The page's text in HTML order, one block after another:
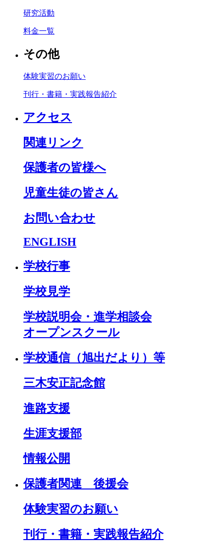
研究活動
料金一覧
その他
体験実習のお願い
刊行・書籍・実践報告紹介
アクセス
関連リンク
保護者の皆様へ
児童生徒の皆さん
お問い合わせ
ENGLISH
学校行事
学校見学
学校説明会・進学相談会
オープンスクール
学校通信（旭出だより）等
三木安正記念館
進路支援
生涯支援部
情報公開
保護者関連 後援会
体験実習のお願い
刊行・書籍・実践報告紹介